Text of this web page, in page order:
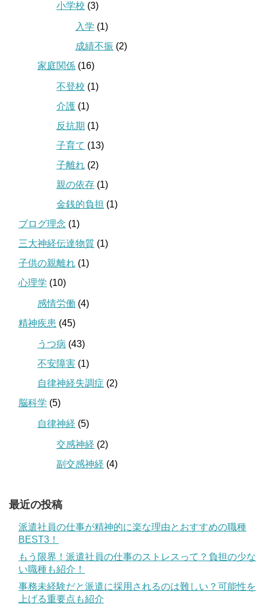
小学校 (3)
入学 (1)
成績不振 (2)
家庭関係 (16)
不登校 (1)
介護 (1)
反抗期 (1)
子育て (13)
子離れ (2)
親の依存 (1)
金銭的負担 (1)
ブログ理念 (1)
三大神経伝達物質 (1)
子供の親離れ (1)
心理学 (10)
感情労働 (4)
精神疾患 (45)
うつ病 (43)
不安障害 (1)
自律神経失調症 (2)
脳科学 (5)
自律神経 (5)
交感神経 (2)
副交感神経 (4)
最近の投稿
派遣社員の仕事が精神的に楽な理由とおすすめの職種
BEST3！
もう限界！派遣社員の仕事のストレスって？負担の少な
い職種も紹介！
事務未経験だと派遣に採用されるのは難しい？可能性を
上げる重要点も紹介